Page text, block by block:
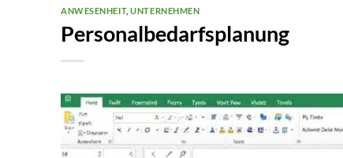
ANWESENHEIT,UNTERNEHMEN
Personalbedarfsplanung